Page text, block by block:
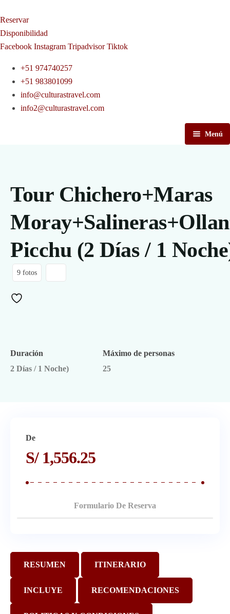
Reservar
Disponibilidad
Facebook Instagram Tripadvisor Tiktok
+51 974740257
+51 983801099
info@culturastravel.com
info2@culturastravel.com
Menú
Tours a Machupicchu
Camino Inca
Treks alternativas
Paquetes
Nosotros
Pagos
Promociones
Tour Chichero+Maras
Picchu (2 Días / 1
9 fotos
Duración
2 Días / 1 Noche)
Máximo de personas
25
RESUMEN ITINERARIO
INCLUYE RECOMENDACIONES
De
S/1,556.25
Formulario De Reserva